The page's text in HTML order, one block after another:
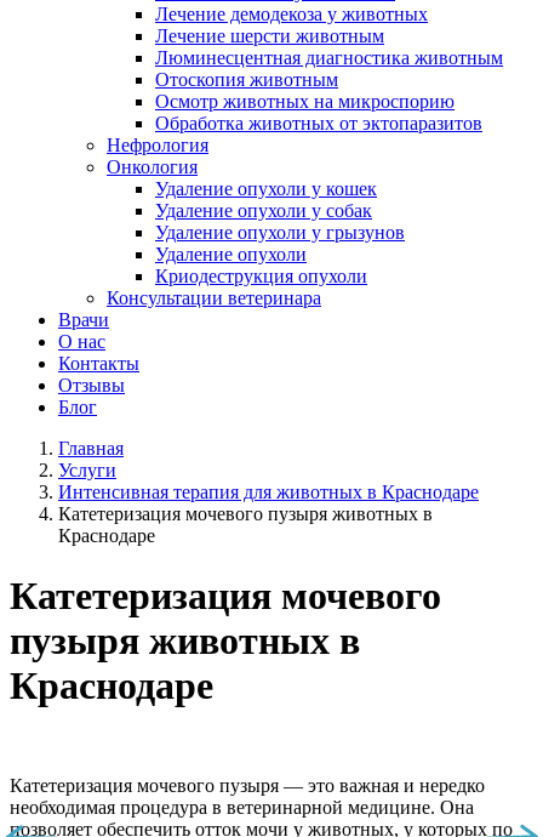
Лечение демодекоза у животных
Лечение шерсти животным
Люминесцентная диагностика животным
Отоскопия животным
Осмотр животных на микроспорию
Обработка животных от эктопаразитов
Нефрология
Онкология
Удаление опухоли у кошек
Удаление опухоли у собак
Удаление опухоли у грызунов
Удаление опухоли
Криодеструкция опухоли
Консультации ветеринара
Врачи
О нас
Контакты
Отзывы
Блог
Главная
Услуги
Интенсивная терапия для животных в Краснодаре
Катетеризация мочевого пузыря животных в
Краснодаре
Катетеризация мочевого
пузыря животных в
Краснодаре
Катетеризация мочевого пузыря — это важная и нередко
необходимая процедура в ветеринарной медицине. Она
позволяет обеспечить отток мочи у животных, у которых по